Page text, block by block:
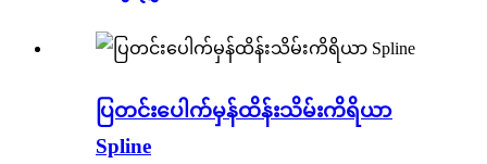
ပြတင်းပေါက်မှန်ထိန်းသိမ်းကိရိယာ
Spline